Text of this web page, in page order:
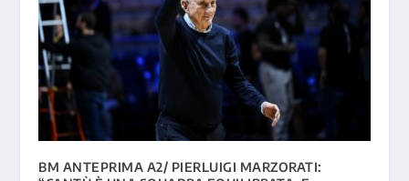
BM ANTEPRIMA A2/ PIERLUIGI MARZORATI: